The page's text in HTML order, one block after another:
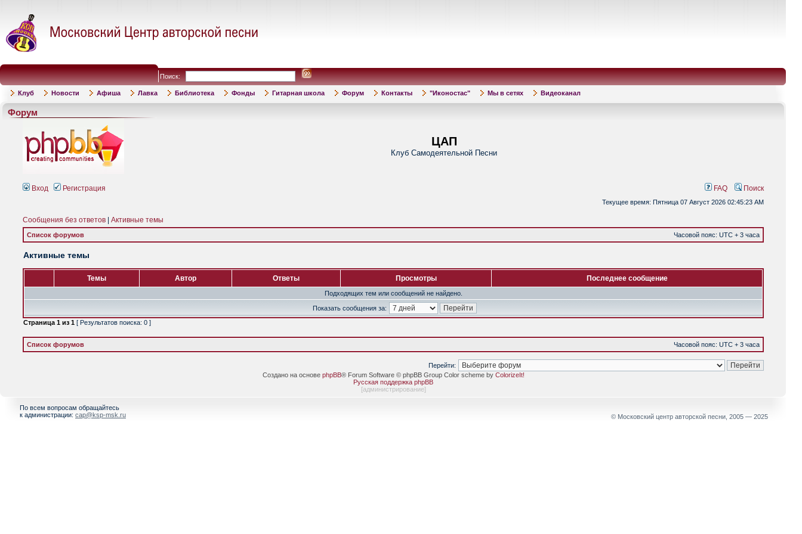
Поиск:
Клуб Новости Афиша Лавка Библиотека Фонды Гитарная школа Форум Контакты "Иконостас" Мы в сетях Видеоканал
Форум
ЦАП
Клуб Самодеятельной Песни
Вход Регистрация FAQ Поиск
Текущее время: Пятница 07 Август 2026 02:45:23 AM
Сообщения без ответов Активные темы
Список форумов Часовой пояс: UTC + 3 часа
Активные темы
Темы Автор Ответы Просмотры Последнее сообщение
Подходящих тем или сообщений не найдено.
Показать сообщения за:
Страница 1 из 1 [ Результатов поиска: 0 ]
Список форумов Часовой пояс: UTC + 3 часа
Перейти:
Создано на основе phpBB® Forum Software © phpBB Group Color scheme by ColorizeIt!
Русская поддержка phpBB
[администрирование]
По всем вопросам обращайтесь
к администрации: cap@ksp-msk.ru © Московский центр авторской песни, 2005 — 2025